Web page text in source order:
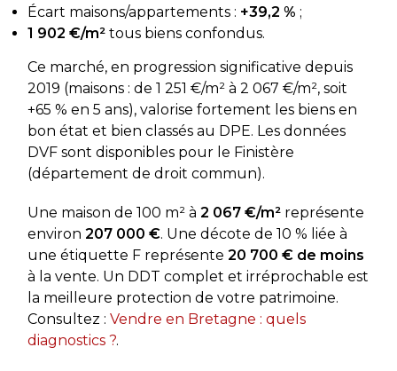
Écart maisons/appartements : +39,2 % ;
1 902 €/m²tous biens confondus.
Ce marché, en progression significative depuis
2019 (maisons : de 1 251 €/m² à 2 067 €/m², soit
+65 % en 5 ans), valorise fortement les biens en
bon état et bien classés au DPE. Les données
DVF sont disponibles pour le Finistère
(département de droit commun).
Une maison de 100 m² à 2 067 €/m²représente
environ 207 000 €. Une décote de 10 % liée à
une étiquette F représente 20 700 € de moins
à la vente. Un DDT complet et irréprochable est
la meilleure protection de votre patrimoine.
Consultez : Vendre en Bretagne : quels
diagnostics ?.